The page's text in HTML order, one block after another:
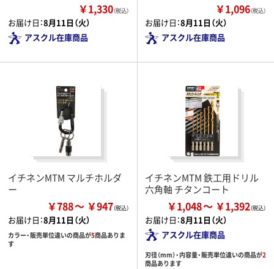
￥1,330（税込）
お届け日：8月11日（火）
アスクル在庫商品
￥1,096（税込）
お届け日：8月11日（火）
アスクル在庫商品
イチネンMTM マルチホルダ
ー
￥788 ￥947
お届け日：8月11日（火）
カラー・販売単位違いの商品が5商品ありま
す
イチネンMTM 鉄工用ドリル
六角軸 チタンコート
￥1,048 ￥1,392
お届け日：8月11日（火）
アスクル在庫商品
刃径（mm）・内容量・販売単位違いの商品が2
商品あります